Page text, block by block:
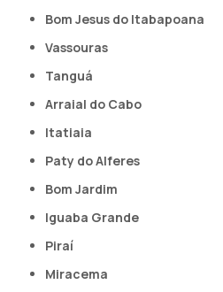
Bom Jesus do Itabapoana
Vassouras
Tanguá
Arraial do Cabo
Itatiaia
Paty do Alferes
Bom Jardim
Iguaba Grande
Piraí
Miracema